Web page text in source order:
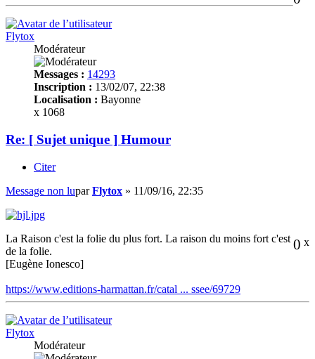
Flytox
Modérateur
Messages : 14293
Inscription : 13/02/07, 22:38
Localisation : Bayonne
x 1068
Re: [ Sujet unique ] Humour
Citer
Message non luparFlytox » 11/09/16, 22:35
0 x
La Raison c'est la folie du plus fort. La raison du moins fort c'est
de la folie.
[Eugène Ionesco]
https://www.editions-harmattan.fr/catal ... ssee/69729
Flytox
Modérateur